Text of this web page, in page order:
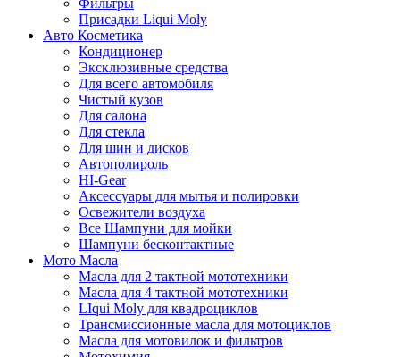
Фильтры
Присадки Liqui Moly
Авто Косметика
Кондиционер
Эксклюзивные средства
Для всего автомобиля
Чистый кузов
Для салона
Для стекла
Для шин и дисков
Автополироль
HI-Gear
Аксессуары для мытья и полировки
Освежители воздуха
Все Шампуни для мойки
Шампуни бесконтактные
Мото Масла
Масла для 2 тактной мототехники
Масла для 4 тактной мототехники
LIqui Moly для квадроциклов
Трансмиссионные масла для мотоциклов
Масла для мотовилок и фильтров